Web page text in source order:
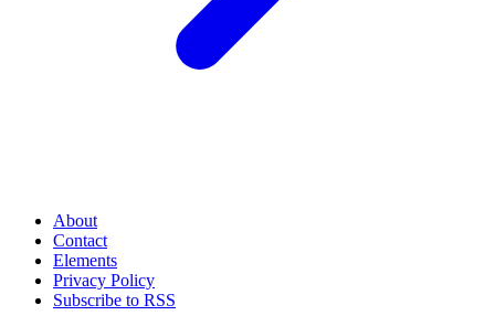
About
Contact
Elements
Privacy Policy
Subscribe to RSS